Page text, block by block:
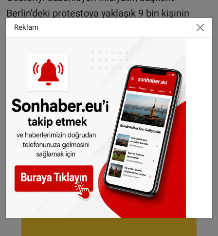
Berlin’deki protestoya yaklaşık 9 bin kişinin
katıldığını açıkladı.
Ülkenin diğer kentlerinde de benzer gösterilerin
yapıldığı bildirildi.
AA
Reklam